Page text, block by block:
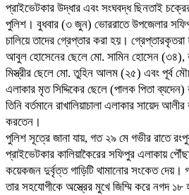
প্রাইভেটকার উদ্ধার এবং সংঘবদ্ধ ছিনতাই
পুলিশ। বুধবার (৩ জুন) ভোররাতে উপজেলার
চালিয়ে তাদের গ্রেপ্তার করা হয়।
আবুল হোসেনের ছেলে মো. সামিন হোসেন (৩৪),
মিস্ত্রীর ছেলে মো. তুহিন আলম (২৫) এবং পূর্ব
এলাকার মৃত সিদ্দিকের ছেলে (পালক পিতা
তিনি বর্তমানে রাখালিয়াচালা এলাকার সায়েদ
করতেন।
পুলিশ সূত্রে জানা যায়, গত ২৯ মে গভীর রাতে
প্রাইভেটকার কালিয়াকৈরের সফিপুর এলাকায়
কয়েকজন দুর্বৃত্ত গাড়িটি থামানোর সংকেত দেয়।
তার সহযোগীকে অস্ত্রের মুখে জিম্মি করে নগদ